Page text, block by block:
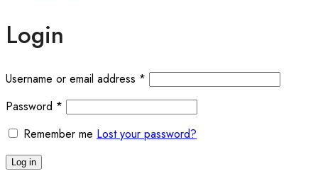
Login
Username or email address * Required
Password * Required
Remember me Lost your password?
Log in